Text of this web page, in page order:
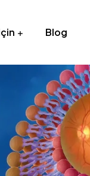
Blog